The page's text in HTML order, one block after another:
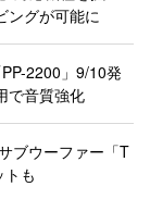
ングが可能に
2200」9/10発
で音質強化
ブウーファー「T
も